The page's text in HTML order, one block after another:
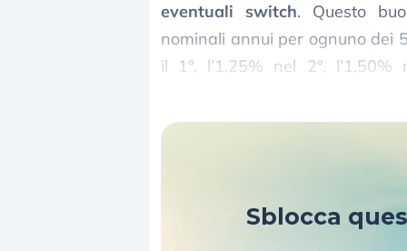
eventuali switch. Questo
nominali annui per ognuno dei
il 1°, l’1,25% nel 2°,
Sblocca